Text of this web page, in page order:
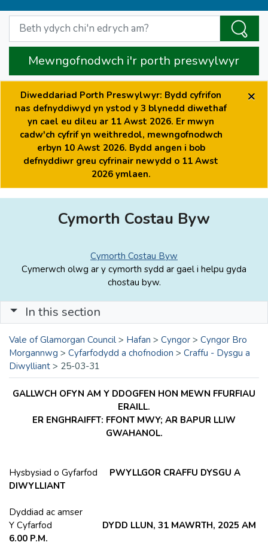
Mewngofnodwch i'r porth preswylwyr
Diweddariad Porth Preswylwyr: Bydd cyfrifon
nas defnyddiwyd yn ystod y 3 blynedd diwethaf
yn cael eu dileu ar 11 Awst 2026. Er mwyn
cadw'ch cyfrif yn weithredol, mewngofnodwch
erbyn 10 Awst 2026. Bydd angen i bob
defnyddiwr greu cyfrinair newydd o 11 Awst
2026 ymlaen.
×
Cymorth Costau Byw
Cymorth Costau Byw
Cymerwch olwg ar y cymorth sydd ar gael i helpu gyda
chostau byw.
In this section
Vale of Glamorgan Council > Hafan > Cyngor > Cyngor Bro
Morgannwg > Cyfarfodydd a chofnodion > Craffu - Dysgu a
Diwylliant > 25-03-31
GALLWCH OFYN AM Y DDOGFEN HON MEWN FFURFIAU
ERAILL.
ER ENGHRAIFFT: FFONT MWY; AR BAPUR LLIW
GWAHANOL.
Hysbysiad o Gyfarfod PWYLLGOR CRAFFU DYSGU A
DIWYLLIANT
Dyddiad ac amser
Y Cyfarfod DYDD LLUN, 31 MAWRTH, 2025 AM
6.00 P.M.